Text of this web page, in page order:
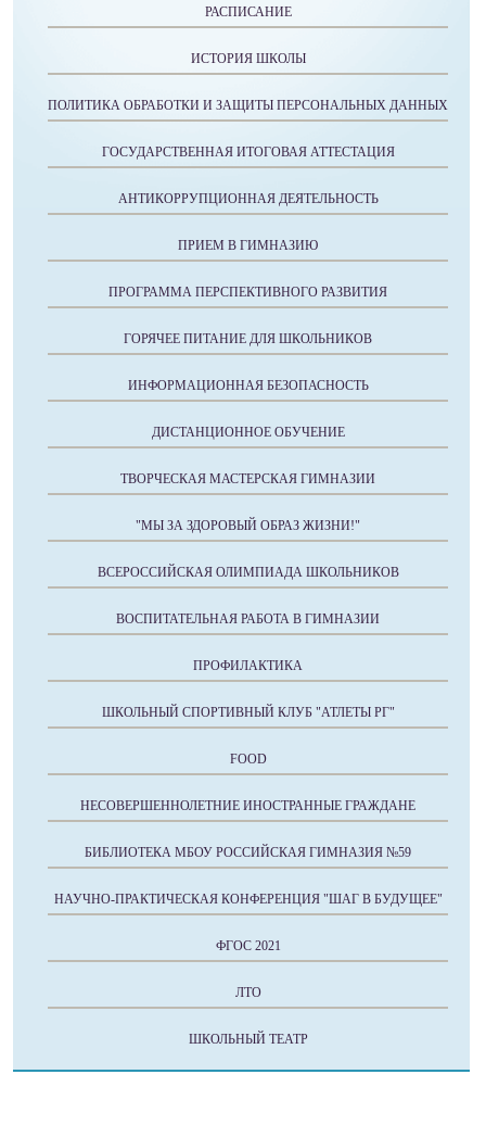
РАСПИСАНИЕ
ИСТОРИЯ ШКОЛЫ
ПОЛИТИКА ОБРАБОТКИ И ЗАЩИТЫ ПЕРСОНАЛЬНЫХ ДАННЫХ
ГОСУДАРСТВЕННАЯ ИТОГОВАЯ АТТЕСТАЦИЯ
АНТИКОРРУПЦИОННАЯ ДЕЯТЕЛЬНОСТЬ
ПРИЕМ В ГИМНАЗИЮ
ПРОГРАММА ПЕРСПЕКТИВНОГО РАЗВИТИЯ
ГОРЯЧЕЕ ПИТАНИЕ ДЛЯ ШКОЛЬНИКОВ
ИНФОРМАЦИОННАЯ БЕЗОПАСНОСТЬ
ДИСТАНЦИОННОЕ ОБУЧЕНИЕ
ТВОРЧЕСКАЯ МАСТЕРСКАЯ ГИМНАЗИИ
"МЫ ЗА ЗДОРОВЫЙ ОБРАЗ ЖИЗНИ!"
ВСЕРОССИЙСКАЯ ОЛИМПИАДА ШКОЛЬНИКОВ
ВОСПИТАТЕЛЬНАЯ РАБОТА В ГИМНАЗИИ
ПРОФИЛАКТИКА
ШКОЛЬНЫЙ СПОРТИВНЫЙ КЛУБ "АТЛЕТЫ РГ"
FOOD
НЕСОВЕРШЕННОЛЕТНИЕ ИНОСТРАННЫЕ ГРАЖДАНЕ
БИБЛИОТЕКА МБОУ РОССИЙСКАЯ ГИМНАЗИЯ №59
НАУЧНО-ПРАКТИЧЕСКАЯ КОНФЕРЕНЦИЯ "ШАГ В БУДУЩЕЕ"
ФГОС 2021
ЛТО
ШКОЛЬНЫЙ ТЕАТР